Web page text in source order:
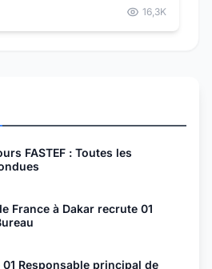
16,3K
FASTEF : Toutes les
France à Dakar recrute 01
Responsable principal de